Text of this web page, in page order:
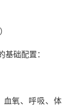
础配置：
氧、呼吸、体